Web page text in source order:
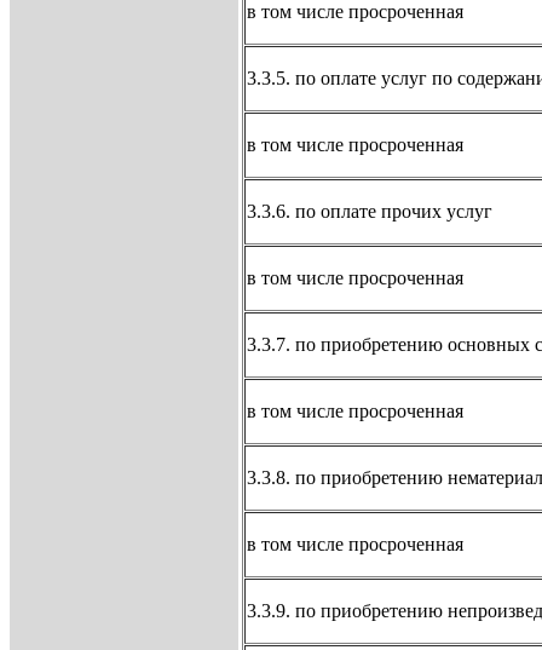
в том числе просроченная
3.3.5. по оплате услуг по
в том числе просроченная
3.3.6. по оплате прочих услуг
в том числе просроченная
3.3.7. по приобретению основных
в том числе просроченная
3.3.8. по приобретению
в том числе просроченная
3.3.9. по приобретению